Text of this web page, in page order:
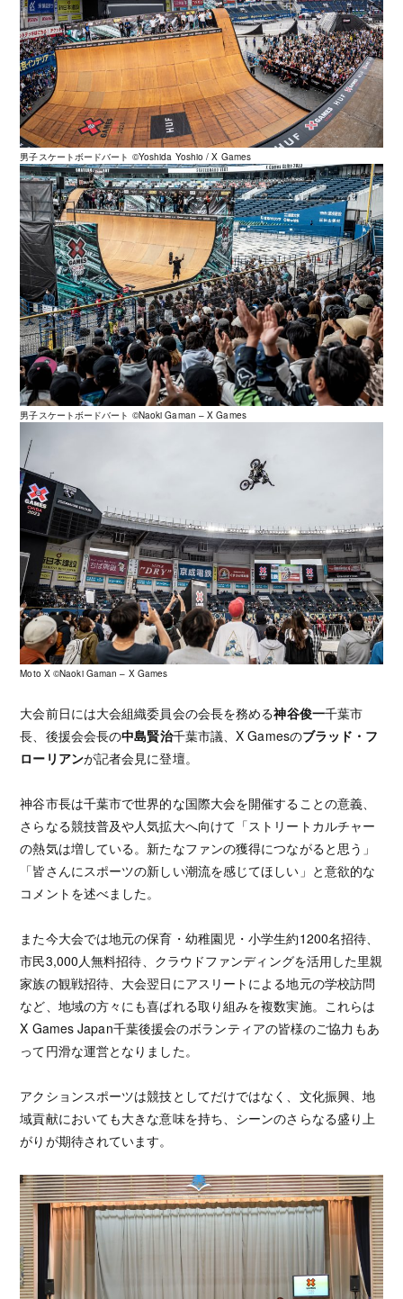
男子スケートボードバート ©️Yoshida Yoshio / X Games
男子スケートボードバート ©️Naoki Gaman – X Games
Moto X ©️Naoki Gaman – X Games
大会前日には大会組織委員会の会長を務める神谷俊一千葉市
長、後援会会長の中島賢治千葉市議、X Gamesのブラッド・フ
ローリアンが記者会見に登壇。
神谷市長は千葉市で世界的な国際大会を開催することの意義、
さらなる競技普及や人気拡大へ向けて「ストリートカルチャー
の熱気は増している。新たなファンの獲得につながると思う」
「皆さんにスポーツの新しい潮流を感じてほしい」と意欲的な
コメントを述べました。
また今大会では地元の保育・幼稚園児・小学生約1200名招待、
市民3,000人無料招待、クラウドファンディングを活用した里親
家族の観戦招待、大会翌日にアスリートによる地元の学校訪問
など、地域の方々にも喜ばれる取り組みを複数実施。これらは
X Games Japan千葉後援会のボランティアの皆様のご協力もあ
って円滑な運営となりました。
アクションスポーツは競技としてだけではなく、文化振興、地
域貢献においても大きな意味を持ち、シーンのさらなる盛り上
がりが期待されています。